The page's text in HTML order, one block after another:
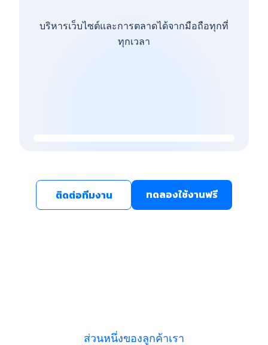
บริหารเว็บไซต์และการตลาดได้จากมือถือทุกที่
ทุกเวลา
ติดต่อทีมงาน ทดลองใช้งานฟรี
ส่วนหนึ่งของลูกค้าเรา